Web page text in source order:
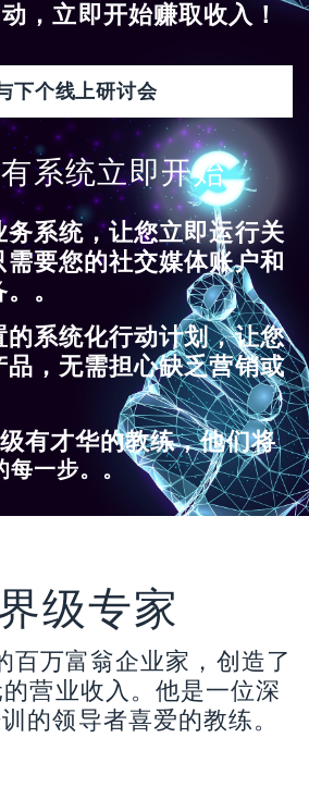
，立即开始赚取收入！
下个线上研讨会
系统立即开始
系统，让您立即运行关
要您的社交媒体账户和
。
的系统化行动计划，让您
品，无需担心缺乏营销或
有才华的教练，他们将
一步。。
级专家
百万富翁企业家，创造了
营业收入。他是一位深
的领导者喜爱的教练。